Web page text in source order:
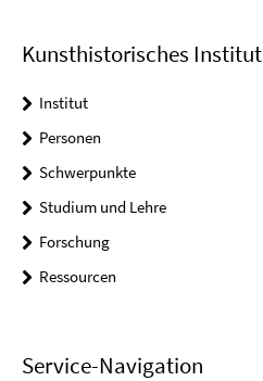
Kunsthistorisches Institut
Institut
Personen
Schwerpunkte
Studium und Lehre
Forschung
Ressourcen
Service-Navigation